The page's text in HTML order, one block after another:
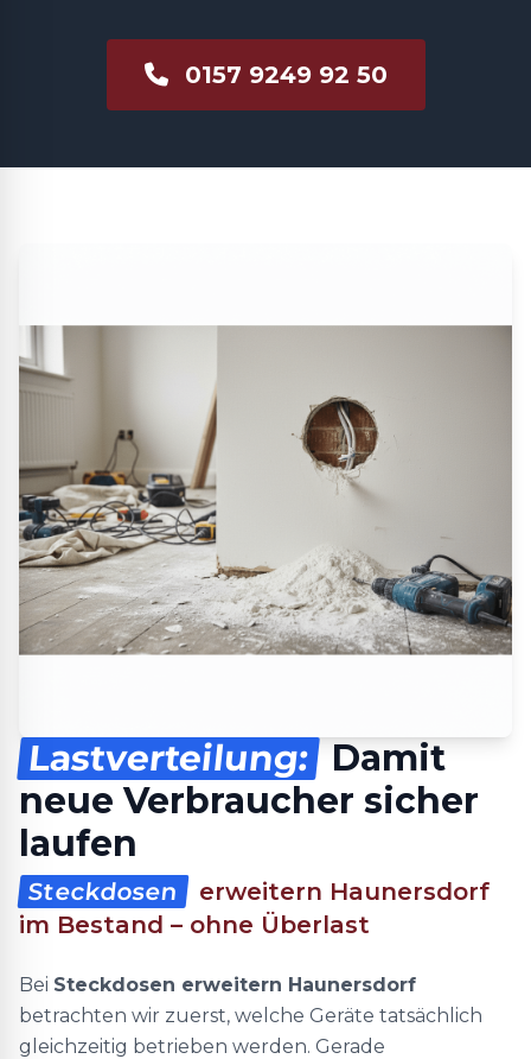
0157 9249 92 50
Lastverteilung: Damit
neue Verbraucher sicher
laufen
Steckdosen
erweitern Haunersdorf
im Bestand – ohne Überlast
Bei Steckdosen erweitern Haunersdorf
betrachten wir zuerst, welche Geräte tatsächlich
gleichzeitig betrieben werden. Gerade